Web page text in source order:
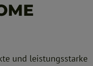
und leistungsstarke